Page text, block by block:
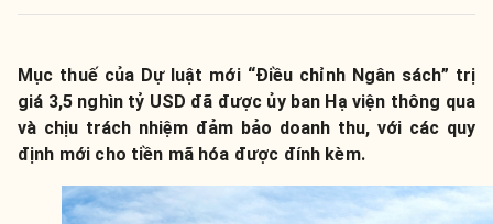
Mục thuế của Dự luật mới “Điều chỉnh Ngân sách” trị
giá 3,5 nghìn tỷ USD đã được ủy ban Hạ viện thông qua
và chịu trách nhiệm đảm bảo doanh thu, với các quy
định mới cho tiền mã hóa được đính kèm.